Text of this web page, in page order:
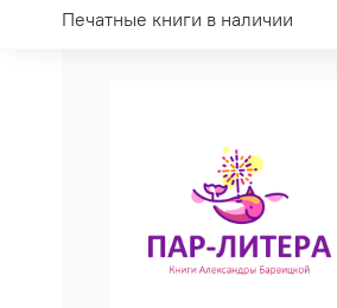
Печатные книги в наличии